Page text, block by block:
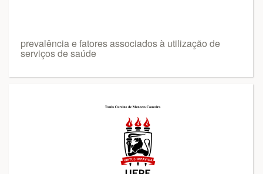
prevalência e fatores associados à utilização de
serviços de saúde